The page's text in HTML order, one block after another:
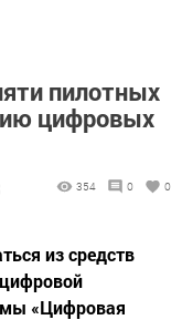
пилотных
цифровых
354 0 0
из средств
«Цифровая